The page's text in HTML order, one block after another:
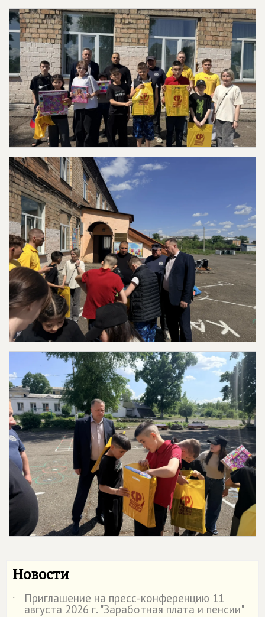
Новости
˙ Приглашение на пресс-конференцию 11
августа 2026 г. "Заработная плата и пенсии"